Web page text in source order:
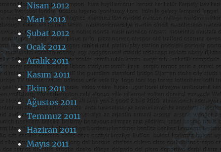
Nisan 2012
Mart 2012
Şubat 2012
Ocak 2012
Aralık 2011
Kasım 2011
Ekim 2011
Ağustos 2011
Temmuz 2011
Haziran 2011
Mayıs 2011